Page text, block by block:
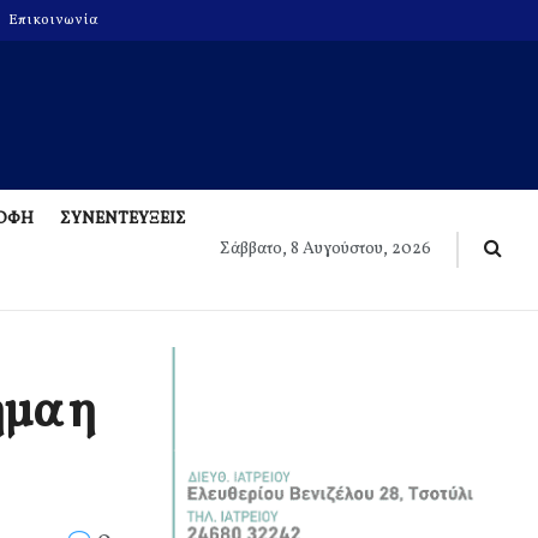
Επικοινωνία
ΣΥΝΕΝΤΕΥΞΕΙΣ
Σάββατο, 8 Αυγούστου, 2026
η